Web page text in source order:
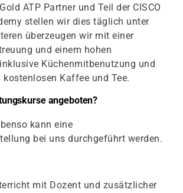
ATP Partner und Teil der CISCO
stellen wir dies täglich unter
überzeugen wir mit einer
und einem hohen
Küchenmitbenutzung und
Kaffee und Tee.
angeboten?
kann eine
bei uns durchgeführt werden.
mit Dozent und zusätzlicher